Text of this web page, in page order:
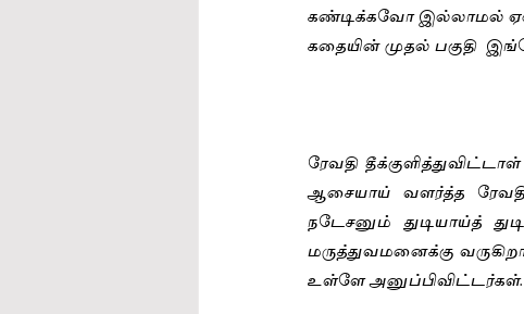
கண்டிக்கவோ இல்லாமல் ஏன்
கதையின் முதல் பகுதி
ரேவதி
ஆசையாய் வளர்த்த
நடேசனும் துடியாய்த்
மருத்துவமனைக்கு
உள்ளே அனுப்பிவிட்டர்கள்.